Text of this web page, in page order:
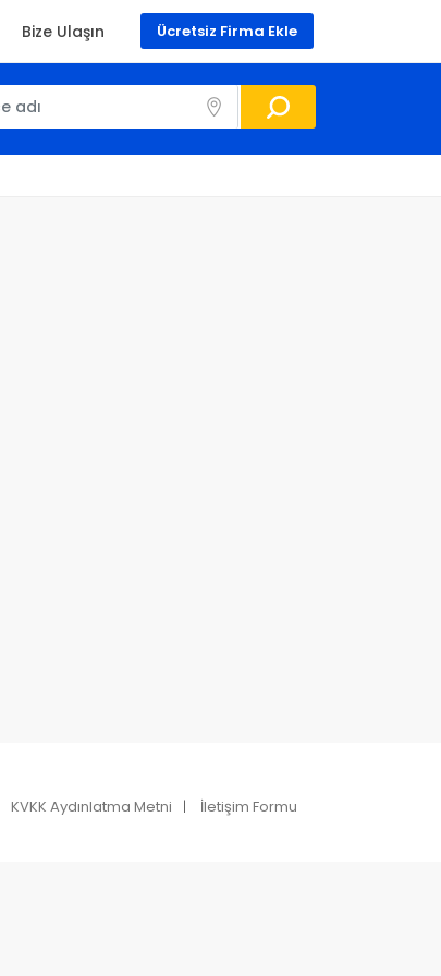
Ücretsiz Firma Ekle
Bize Ulaşın
KVKK Aydınlatma Metni İletişim Formu